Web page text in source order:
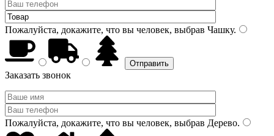
Пожалуйста, докажите, что вы человек, выбрав Чашку.
Заказать звонок
Пожалуйста, докажите, что вы человек, выбрав Дерево.